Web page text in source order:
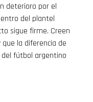
deterioro por el
del plantel
sigue firme. Creen
la diferencia de
fútbol argentino